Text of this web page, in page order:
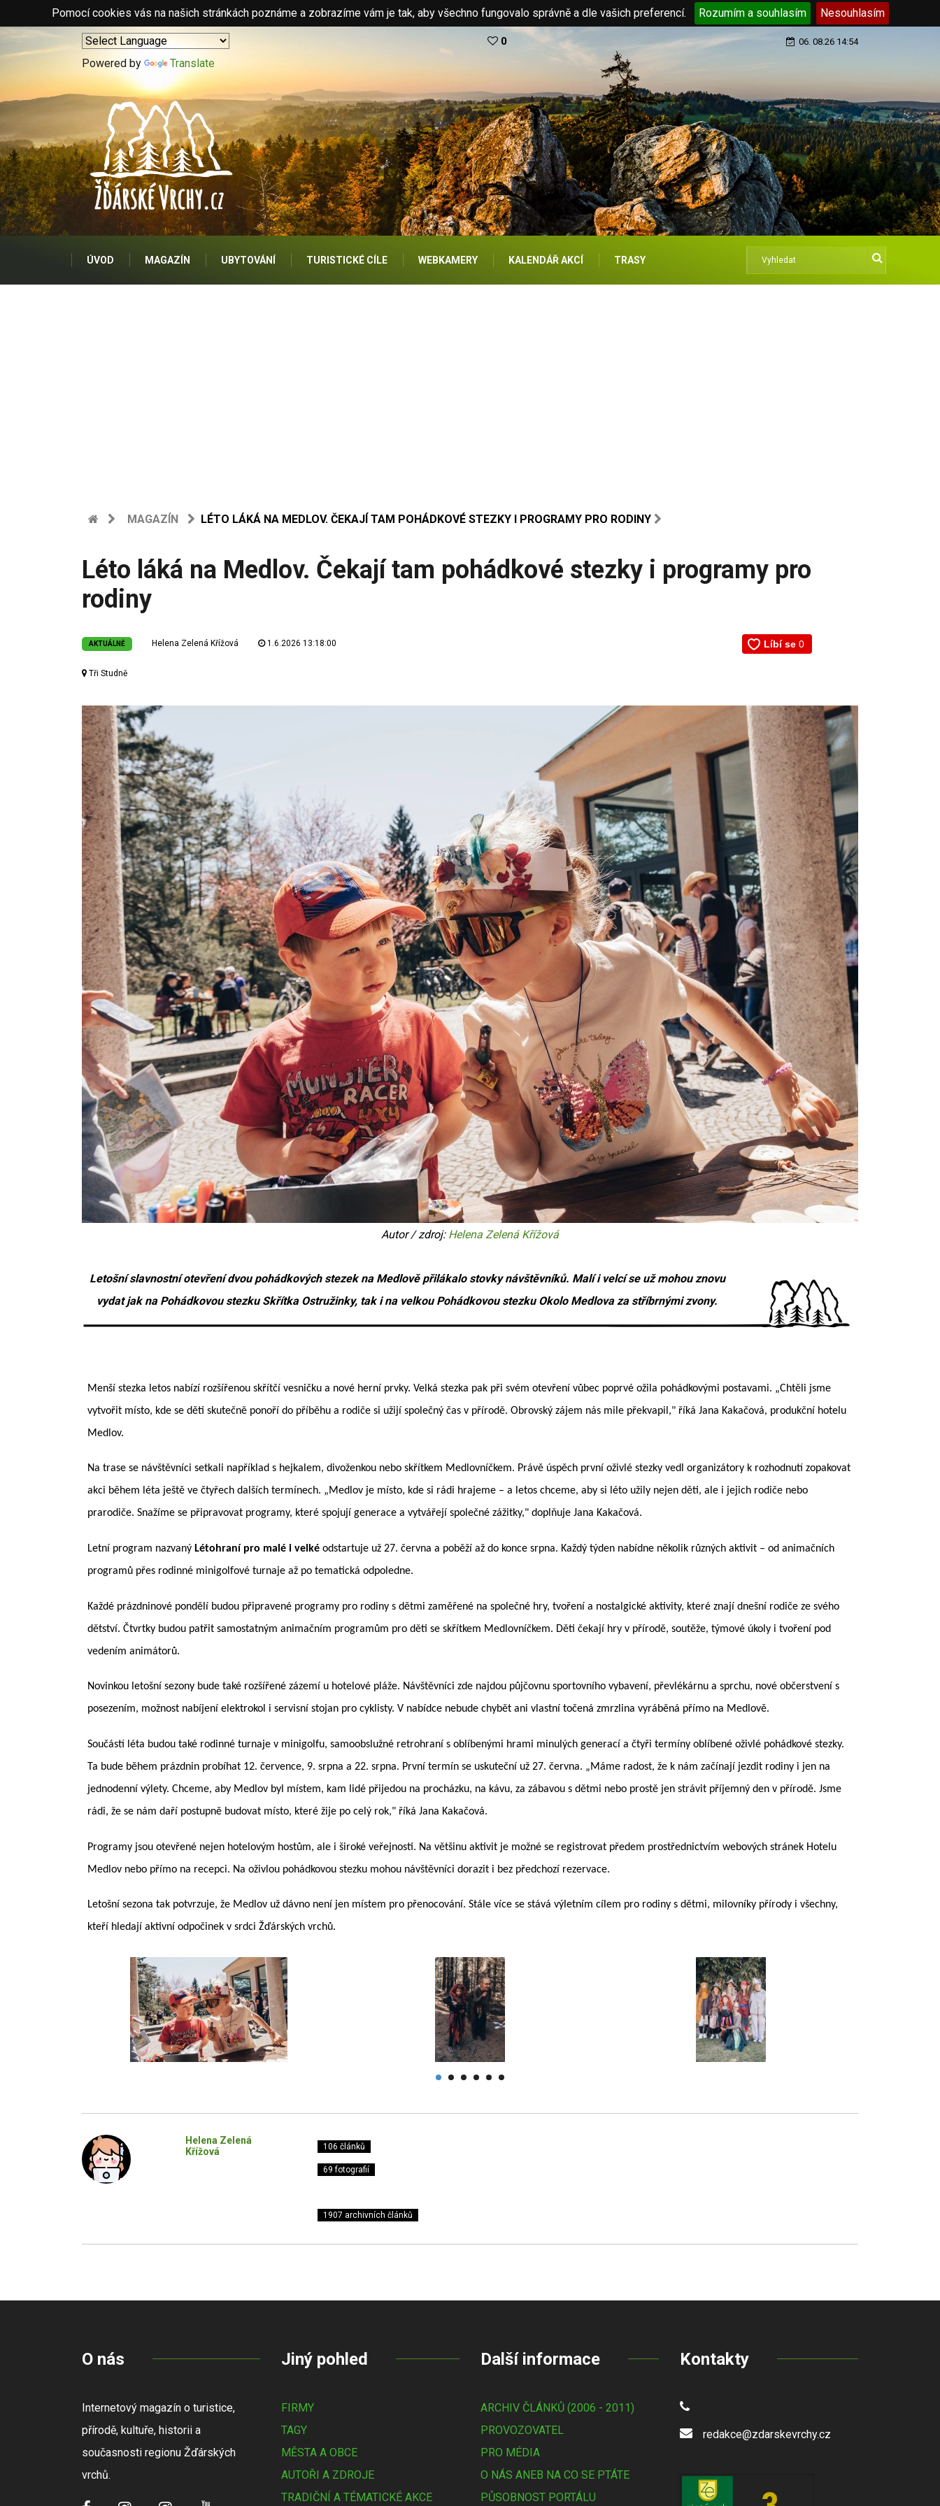
Pomocí cookies vás na našich stránkách poznáme a zobrazíme vám je tak, aby všechno fungovalo správně a dle vašich preferencí. Rozumím a souhlasím Nesouhlasím
Powered by Translate
0 06. 08.26 14:54
ÚVOD MAGAZÍN UBYTOVÁNÍ TURISTICKÉ CÍLE WEBKAMERY KALENDÁŘ AKCÍ TRASY
MAGAZÍN LÉTO LÁKÁ NA MEDLOV. ČEKAJÍ TAM POHÁDKOVÉ STEZKY I PROGRAMY PRO RODINY
Léto láká na Medlov. Čekají tam pohádkové stezky i programy pro
rodiny
AKTUÁLNĚ Helena Zelená Křížová 1.6.2026 13:18:00
Tři Studně
Autor / zdroj: Helena Zelená Křížová
Letošní slavnostní otevření dvou pohádkových stezek na Medlově přilákalo stovky návštěvníků. Malí i velcí se už mohou znovu
vydat jak na Pohádkovou stezku Skřítka Ostružinky, tak i na velkou Pohádkovou stezku Okolo Medlova za stříbrnými zvony.
Menší stezka letos nabízí rozšířenou skřítčí vesničku a nové herní prvky. Velká stezka pak při svém otevření vůbec poprvé ožila pohádkovými postavami. „Chtěli jsme
vytvořit místo, kde se děti skutečně ponoří do příběhu a rodiče si užijí společný čas v přírodě. Obrovský zájem nás mile překvapil," říká Jana Kakačová, produkční hotelu
Medlov.
Na trase se návštěvníci setkali například s hejkalem, divoženkou nebo skřítkem Medlovníčkem. Právě úspěch první oživlé stezky vedl organizátory k rozhodnutí zopakovat
akci během léta ještě ve čtyřech dalších termínech. „Medlov je místo, kde si rádi hrajeme – a letos chceme, aby si léto užily nejen děti, ale i jejich rodiče nebo
prarodiče. Snažíme se připravovat programy, které spojují generace a vytvářejí společné zážitky," doplňuje Jana Kakačová.
Letní program nazvaný Létohraní pro malé i velké odstartuje už 27. června a poběží až do konce srpna. Každý týden nabídne několik různých aktivit – od animačních
programů přes rodinné minigolfové turnaje až po tematická odpoledne.
Každé prázdninové pondělí budou připravené programy pro rodiny s dětmi zaměřené na společné hry, tvoření a nostalgické aktivity, které znají dnešní rodiče ze svého
dětství. Čtvrtky budou patřit samostatným animačním programům pro děti se skřítkem Medlovníčkem. Děti čekají hry v přírodě, soutěže, týmové úkoly i tvoření pod
vedením animátorů.
Novinkou letošní sezony bude také rozšířené zázemí u hotelové pláže. Návštěvníci zde najdou půjčovnu sportovního vybavení, převlékárnu a sprchu, nové občerstvení s
posezením, možnost nabíjení elektrokol i servisní stojan pro cyklisty. V nabídce nebude chybět ani vlastní točená zmrzlina vyráběná přímo na Medlově.
Součástí léta budou také rodinné turnaje v minigolfu, samoobslužné retrohraní s oblíbenými hrami minulých generací a čtyři termíny oblíbené oživlé pohádkové stezky.
Ta bude během prázdnin probíhat 12. července, 9. srpna a 22. srpna. První termín se uskuteční už 27. června. „Máme radost, že k nám začínají jezdit rodiny i jen na
jednodenní výlety. Chceme, aby Medlov byl místem, kam lidé přijedou na procházku, na kávu, za zábavou s dětmi nebo prostě jen strávit příjemný den v přírodě. Jsme
rádi, že se nám daří postupně budovat místo, které žije po celý rok," říká Jana Kakačová.
Programy jsou otevřené nejen hotelovým hostům, ale i široké veřejnosti. Na většinu aktivit je možné se registrovat předem prostřednictvím webových stránek Hotelu
Medlov nebo přímo na recepci. Na oživlou pohádkovou stezku mohou návštěvníci dorazit i bez předchozí rezervace.
Letošní sezona tak potvrzuje, že Medlov už dávno není jen místem pro přenocování. Stále více se stává výletním cílem pro rodiny s dětmi, milovníky přírody i všechny,
kteří hledají aktivní odpočinek v srdci Žďárských vrchů.
Helena Zelená
Křížová
106 článků
69 fotografií
1907 archivních článků
O nás
Internetový magazín o turistice,
přírodě, kultuře, historii a
současnosti regionu Žďárských
vrchů.
Jiný pohled
FIRMY
TAGY
MĚSTA A OBCE
AUTOŘI A ZDROJE
TRADIČNÍ A TÉMATICKÉ AKCE
Další informace
ARCHIV ČLÁNKŮ (2006 - 2011)
PROVOZOVATEL
PRO MÉDIA
O NÁS ANEB NA CO SE PTÁTE
PŮSOBNOST PORTÁLU
Kontakty
redakce@zdarskevrchy.cz